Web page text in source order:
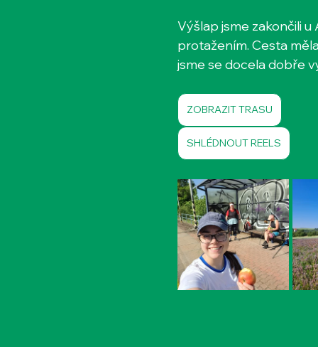
Výšlap jsme zakončili
protažením. Cesta
jsme se docela dobře
ZOBRAZIT TRASU
SHLÉDNOUT REELS